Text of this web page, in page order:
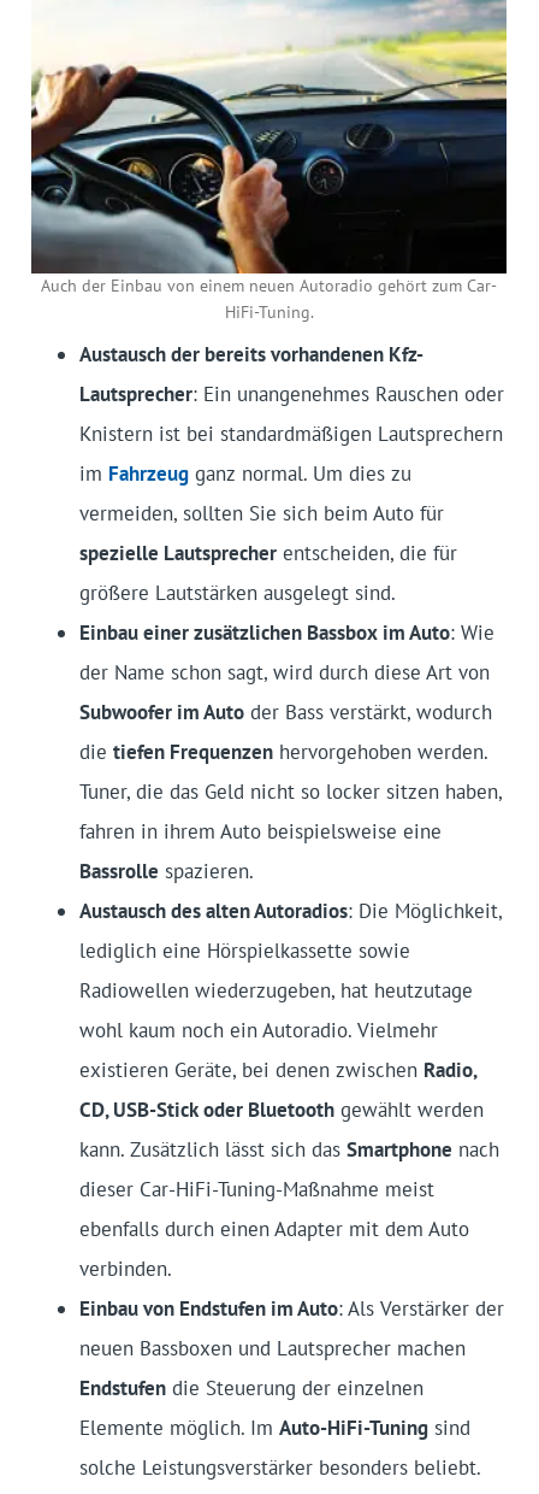
Auch der Einbau von einem neuen Autoradio gehört zum Car-
HiFi-Tuning.
Austausch der bereits vorhandenen Kfz-
Lautsprecher: Ein unangenehmes Rauschen oder
Knistern ist bei standardmäßigen Lautsprechern
im Fahrzeugganz normal. Um dies zu
vermeiden, sollten Sie sich beim Auto für
spezielle Lautsprecherentscheiden, die für
größere Lautstärken ausgelegt sind.
Einbau einer zusätzlichen Bassbox im Auto: Wie
der Name schon sagt, wird durch diese Art von
Subwoofer im Autoder Bass verstärkt, wodurch
die tiefen Frequenzenhervorgehoben werden.
Tuner, die das Geld nicht so locker sitzen haben,
fahren in ihrem Auto beispielsweise eine
Bassrolle spazieren.
Austausch des alten Autoradios: Die Möglichkeit,
lediglich eine Hörspielkassette sowie
Radiowellen wiederzugeben, hat heutzutage
wohl kaum noch ein Autoradio. Vielmehr
existieren Geräte, bei denen zwischen Radio,
CD, USB-Stick oder Bluetoothgewählt werden
kann. Zusätzlich lässt sich das Smartphone nach
dieser Car-HiFi-Tuning-Maßnahme meist
ebenfalls durch einen Adapter mit dem Auto
verbinden.
Einbau von Endstufen im Auto: Als Verstärker der
neuen Bassboxen und Lautsprecher machen
Endstufendie Steuerung der einzelnen
Elemente möglich. Im Auto-HiFi-Tuningsind
solche Leistungsverstärker besonders beliebt.